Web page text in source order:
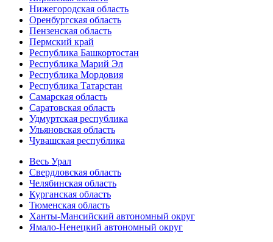
Нижегородская область
Оренбургская область
Пензенская область
Пермский край
Республика Башкортостан
Республика Марий Эл
Республика Мордовия
Республика Татарстан
Самарская область
Саратовская область
Удмуртская республика
Ульяновская область
Чувашская республика
Весь Урал
Свердловская область
Челябинская область
Курганская область
Тюменская область
Ханты-Мансийский автономный округ
Ямало-Ненецкий автономный округ